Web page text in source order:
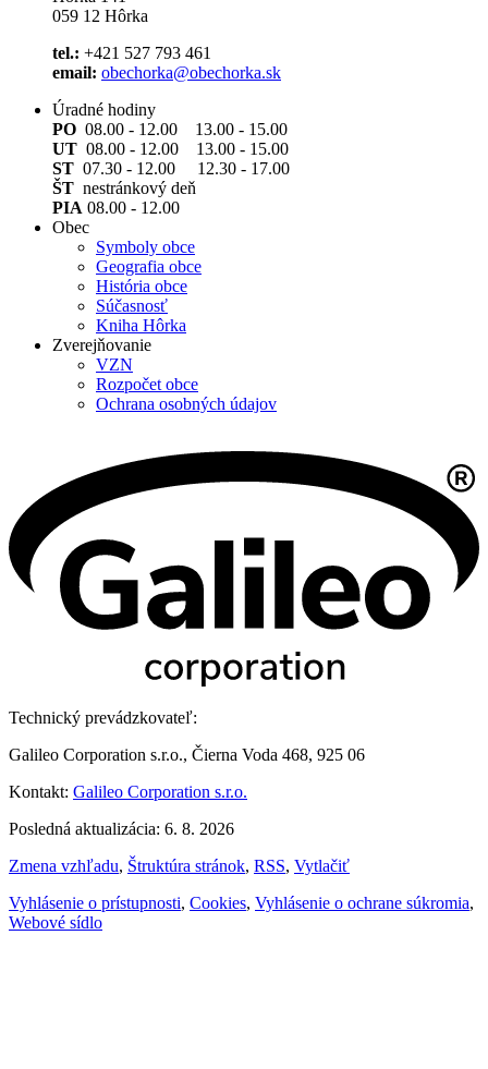
059 12 Hôrka
tel.: +421 527 793 461
email: obechorka@obechorka.sk
Úradné hodiny
PO 08.00 - 12.00 13.00 - 15.00
UT 08.00 - 12.00 13.00 - 15.00
ST 07.30 - 12.00 12.30 - 17.00
ŠT nestránkový deň
PIA 08.00 - 12.00
Obec
Symboly obce
Geografia obce
História obce
Súčasnosť
Kniha Hôrka
Zverejňovanie
VZN
Rozpočet obce
Ochrana osobných údajov
Technický prevádzkovateľ:
Galileo Corporation s.r.o., Čierna Voda 468, 925 06
Kontakt: Galileo Corporation s.r.o.
Posledná aktualizácia: 6. 8. 2026
Zmena vzhľadu, Štruktúra stránok, RSS, Vytlačiť
Vyhlásenie o prístupnosti, Cookies, Vyhlásenie o ochrane súkromia,
Webové sídlo